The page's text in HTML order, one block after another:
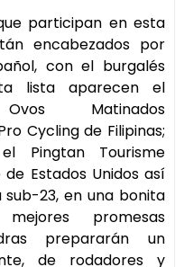
participan en esta
encabezados por
con el burgalés
lista aparecen el
Matinados
Cycling de Filipinas;
Pingtan Tourisme
Estados Unidos así
sub-23, en una bonita
promesas
prepararán un
de rodadores y